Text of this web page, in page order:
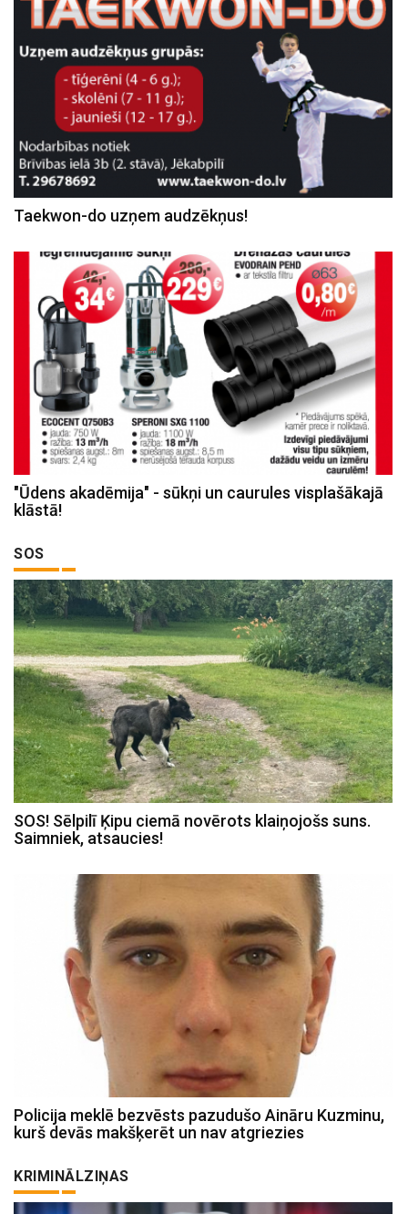
Taekwon-do uzņem audzēkņus!
"Ūdens akadēmija" - sūkņi un caurules visplašākajā
klāstā!
SOS
SOS! Sēlpilī Ķipu ciemā novērots klaiņojošs suns.
Saimniek, atsaucies!
Policija meklē bezvēsts pazudušo Aināru Kuzminu,
kurš devās makšķerēt un nav atgriezies
KRIMINĀLZIŅAS